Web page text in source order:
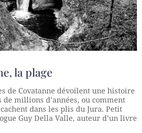
la plage
de Covatanne dévoilent une histoire
millions d’années, ou comment
dans les plis du Jura. Petit
Guy Della Valle, auteur d’un livre